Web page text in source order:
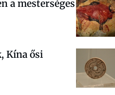
a mesterséges
Kína ősi